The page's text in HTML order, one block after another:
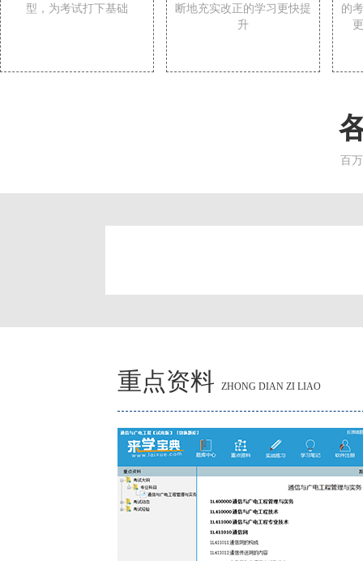
型，为考试打下基础
断地充实改正的学习更快提
升
的
百
重点资料 ZHONG DIAN ZI LIAO